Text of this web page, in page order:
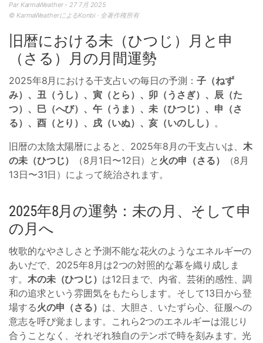
Par KarmaWeather - 27 7月 2025
© KarmaWeatherによるKonbi · 全著作権所有
旧暦における未（ひつじ）月と申
（さる）月の月間運勢
2025年8月における干支占いの毎日の予測： 子（ねず
み）、丑（うし）、寅（とら）、卯（うさぎ）、辰（た
つ）、巳（へび）、午（うま）、未（ひつじ）、申（さ
る）、酉（とり）、戌（いぬ）、亥（いのしし） 。
旧暦の太陰太陽暦によると、2025年8月の干支占いは、木
の未（ひつじ）
（8月1日〜12日）と 火の申（さる）
（8月
13日〜31日）によって統治されます。
2025年8月の運勢：未の月、そして申
の月へ
牧歌的なやさしさと予測不能な花火のようなエネルギーの
あいだで、2025年8月は2つの対照的な幕を織り成しま
す。 木の未（ひつじ） は12日まで、内省、芸術的感性、調
和の追求という雰囲気をもたらします。そして13日から登
場する火の申（さる） は、大胆さ、いたずら心、征服への
意志を呼び覚まします。これら2つのエネルギーは混じり
合うことなく、それぞれ独自のテンポで時を刻みます。光